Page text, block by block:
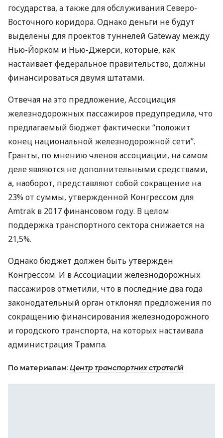
государства, а также для обслуживания Северо-
Восточного коридора. Однако деньги не будут
выделены для проектов туннелей Gateway между
Нью-Йорком и Нью-Джерси, которые, как
настаивает федеральное правительство, должны
финансироваться двумя штатами.
Отвечая на это предложение, Ассоциация
железнодорожных пассажиров предупредила, что
предлагаемый бюджет фактически “положит
конец национальной железнодорожной сети”.
Гранты, по мнению членов ассоциации, на самом
деле являются не дополнительными средствами,
а, наоборот, представляют собой сокращение на
23% от суммы, утвержденной Конгрессом для
Amtrak в 2017 финансовом году. В целом
поддержка транспортного сектора снижается на
21,5%.
Однако бюджет должен быть утвержден
Конгрессом. И в Ассоциации железнодорожных
пассажиров отметили, что в последние два года
законодательный орган отклонял предложения по
сокращению финансирования железнодорожного
и городского транспорта, на которых настаивала
администрация Трампа.
По материалам: Центр транспортних стратегій